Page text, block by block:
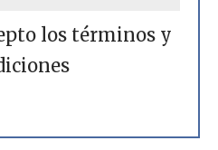
los términos y